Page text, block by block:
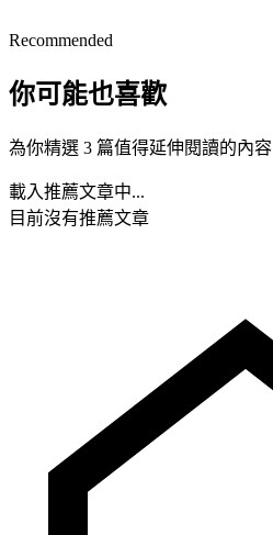
Recommended
你可能也喜歡
為你精選 3 篇值得延伸閱讀的內容
載入推薦文章中...
目前沒有推薦文章